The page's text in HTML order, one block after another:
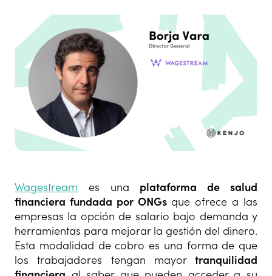
Wagestream es una plataforma de salud
financiera fundada por ONGsque ofrece a las
empresas la opción de salario bajo demanda y
herramientas para mejorar la gestión del dinero.
Esta modalidad de cobro es una forma de que
los trabajadores tengan mayortranquilidad